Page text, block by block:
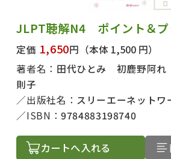
JLPT聴解N4 ポイント＆プ
定価 1,650円 （本体 1,500 円）
著者名： 田代ひとみ 初鹿野阿
則子
出版社名： スリーエーネットワ
ISBN：9784883198740
カートへ入れる